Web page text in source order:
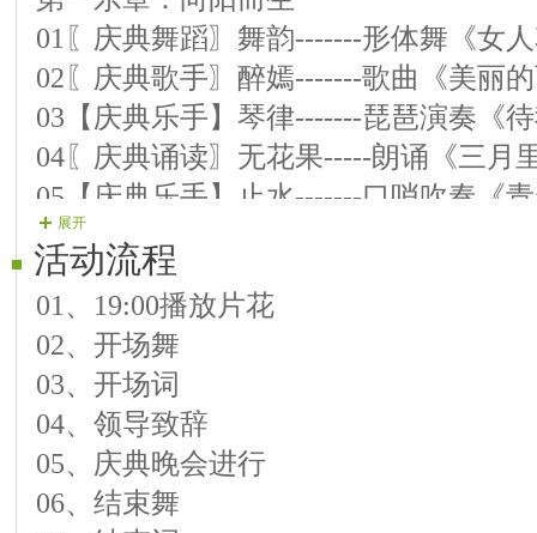
01〖庆典舞蹈〗舞韵-------形体舞《女
02〖庆典歌手〗醉嫣-------歌曲《美丽
03【庆典乐手】琴律-------琵琶演奏《
04〖庆典诵读〗无花果-----朗诵《三月
05【庆典乐手】止水-------口哨吹奏《
06〖庆典歌手〗喜喜-------歌曲《世间
第二乐章：不负韶华
07〖庆典舞蹈〗雪舞-------新疆舞《掀
08〖庆典歌手〗喵小美-----歌曲《爱美
09〖庆典乐手〗莲语-------葫芦丝独奏
10【庆典诵读】亦凡-------朗诵《女人
11【庆典歌手】乐鹰-------歌曲《来到
展开
活动流程
01、19:00播放片花
02、开场舞
03、开场词
04、领导致辞
05、庆典晚会进行
06、结束舞